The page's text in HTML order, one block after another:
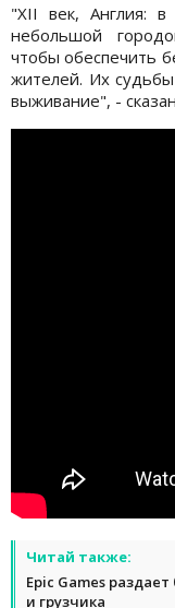
"XII век, Англия:
небольшой
чтобы обеспечить
жителей. Их
выживание", -
Читай также:
Epic Games
и грузчика